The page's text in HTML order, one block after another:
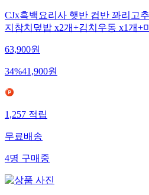
CJx흑백요리사 햇반 컵반 꽈리고
지참치덮밥 x2개+김치우동 x1개+
63,900원
34%41,900원
1,257적립
무료배송
4명구매중